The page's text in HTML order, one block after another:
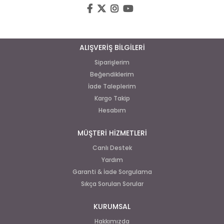
ALIŞVERİŞ BİLGİLERİ
Siparişlerim
Beğendiklerim
İade Taleplerim
Kargo Takip
Hesabım
MÜŞTERİ HİZMETLERİ
Canlı Destek
Yardım
Garanti & İade Sorgulama
Sıkça Sorulan Sorular
KURUMSAL
Hakkımızda